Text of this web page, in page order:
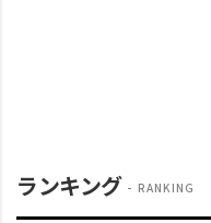
ランキング RANKING